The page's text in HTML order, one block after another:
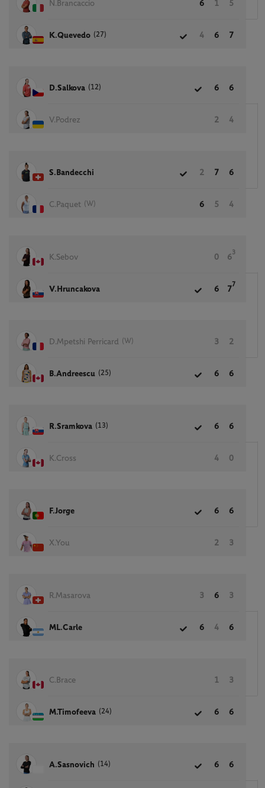
N.Brancaccio 6 1 5
K.Quevedo (27) 4 6 7
D.Salkova (12) 6 6
V.Podrez 2 4
S.Bandecchi 2 7 6
C.Paquet (W) 6 5 4
K.Sebov 0 6
3
V.Hruncakova 6 7
7
D.Mpetshi Perricard (W) 3 2
B.Andreescu (25) 6 6
R.Sramkova (13) 6 6
K.Cross 4 0
F.Jorge 6 6
X.You 2 3
R.Masarova 3 6 3
ML.Carle 6 4 6
C.Brace 1 3
M.Timofeeva (24) 6 6
A.Sasnovich (14) 6 6